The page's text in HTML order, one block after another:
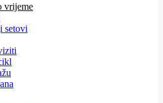
vrijeme
setovi